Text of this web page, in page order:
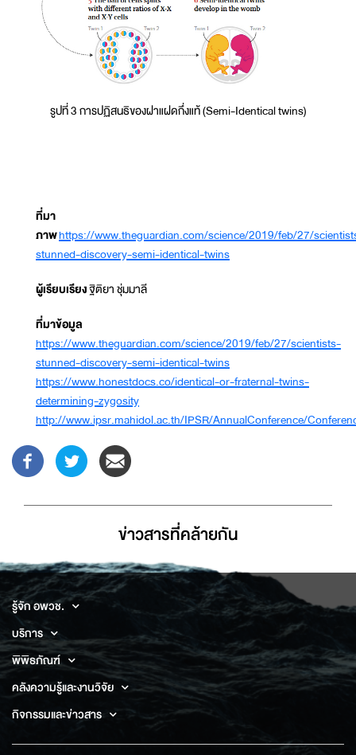
รูปที่ 3 การปฏิสนธิของฝาแฝดกึ่งแท้ (Semi-Identical twins)
ที่มา
ภาพhttps://www.theguardian.com/science/2019/feb/27/
stunned-discovery-semi-identical-twins
ผู้เรียบเรียงฐิติยา ชุ่มมาลี
ที่มาข้อมูล
https://www.theguardian.com/science/2019/feb/27/scientists-
stunned-discovery-semi-identical-twins
https://www.honestdocs.co/identical-or-fraternal-twins-
determining-zygosity
http://www.ipsr.mahidol.ac.th/IPSR/AnnualConference/
ข่าวสารที่่คล้ายกัน
รู้จัก อพวช.
บริการ
พิพิธภัณฑ์
คลังความรู้และงานวิจัย
กิจกรรมและข่าวสาร